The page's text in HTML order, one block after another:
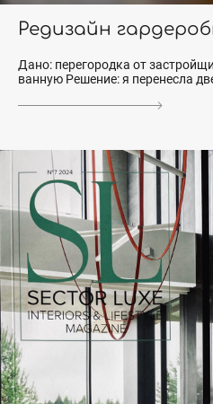
Редизайн
Дано: перегородка от
ванную Решение: я перенесла